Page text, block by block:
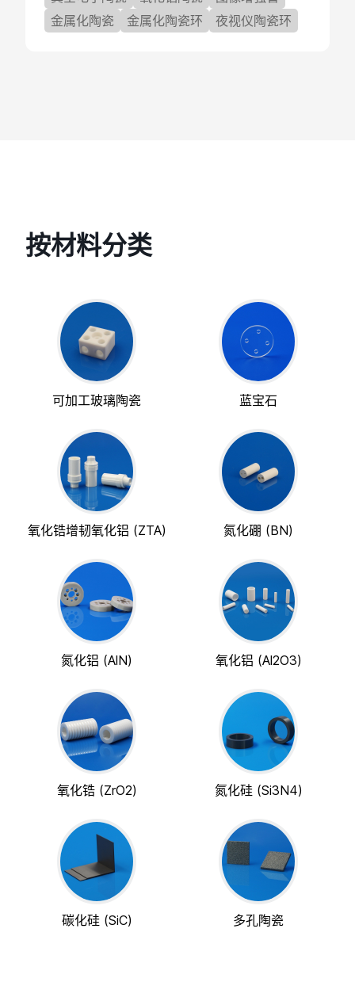
金属化陶瓷
金属化陶瓷环 夜视仪陶瓷环
按材料分类
可加工玻璃陶瓷 蓝宝石
氧化锆增韧氧化铝 (ZTA) 氮化硼 (BN)
氮化铝 (AlN) 氧化铝 (Al2O3)
氧化锆 (ZrO2) 氮化硅 (Si3N4)
碳化硅 (SiC) 多孔陶瓷